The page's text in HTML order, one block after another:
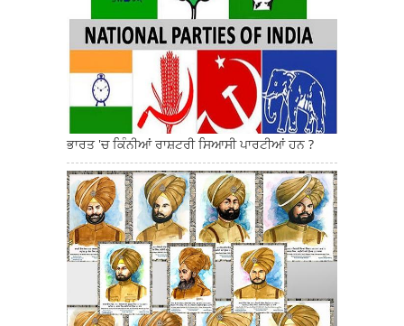
ਭਾਰਤ 'ਚ ਕਿੰਨੀਆਂ ਰਾਸ਼ਟਰੀ ਸਿਆਸੀ ਪਾਰਟੀਆਂ ਹਨ ?